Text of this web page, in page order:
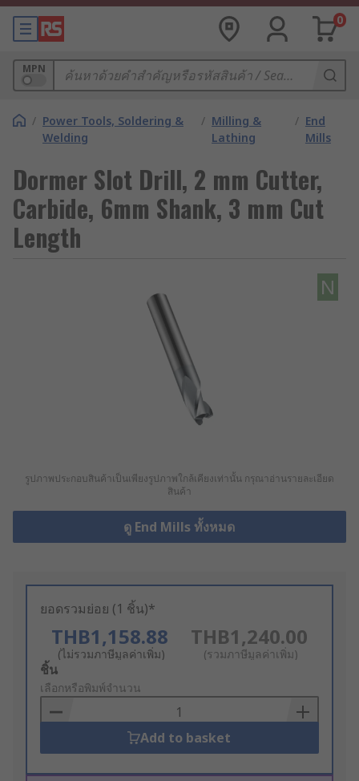
0
MPN
/ Power Tools, Soldering &
Welding
/ Milling &
Lathing
/ End
Mills
Dormer Slot Drill, 2 mm Cutter,
Carbide, 6mm Shank, 3 mm Cut
Length
N
รูปภาพประกอบสินค้าเป็นเพียงรูปภาพใกล้เคียงเท่านั้น กรุณาอ่านรายละเอียด
สินค้า
ดู End Mills ทั้งหมด
ยอดรวมย่อย (1 ชิ้น)*
THB1,158.88
(ไม่รวมภาษีมูลค่าเพิ่ม)
THB1,240.00
(รวมภาษีมูลค่าเพิ่ม)
Add
to
Basket
ชิ้น
เลือกหรือพิมพ์จำนวน
Add to basket